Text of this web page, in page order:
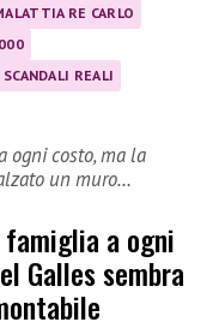
RE CARLO
SCANDALI REALI
ogni costo, ma la
un muro…
a ogni
Galles sembra